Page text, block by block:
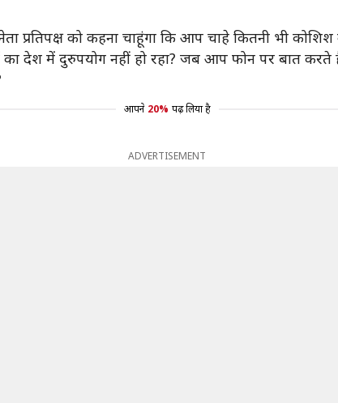
प्रतिपक्ष को कहना चाहूंगा कि आप चाहे कितनी भी
देश में दुरुपयोग नहीं हो रहा? जब आप फोन पर बात
आपने 20% पढ़ लिया है
ADVERTISEMENT